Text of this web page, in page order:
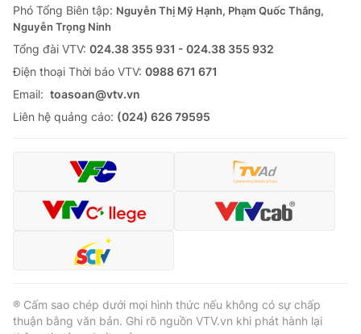
Thị trường
Tư vấn
Lịch phát sóng
Chuyên mục khác
Emagazine Podcast
Video Shorts video
VTV Money
VTV Sức khoẻ Bất động sản
Phó Tổng Biên tập: Nguyễn Thị Mỹ Hạnh, Phạm Quốc Thắng,
Nguyễn Trọng Ninh
Tổng đài VTV: 024.38 355 931 - 024.38 355 932
Ðiện thoại Thời báo VTV: 0988 671 671
Email: toasoan@vtv.vn
Liên hệ quảng cáo: (024) 626 79595
® Cấm sao chép dưới mọi hình thức nếu không có sự chấp
thuận bằng văn bản. Ghi rõ nguồn VTV.vn khi phát hành lại